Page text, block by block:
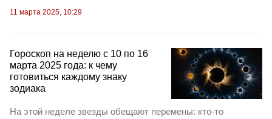
11 марта 2025, 10:29
Гороскоп на неделю с 10 по 16
марта 2025 года: к чему
готовиться каждому знаку
зодиака
На этой неделе звезды обещают перемены: кто-то